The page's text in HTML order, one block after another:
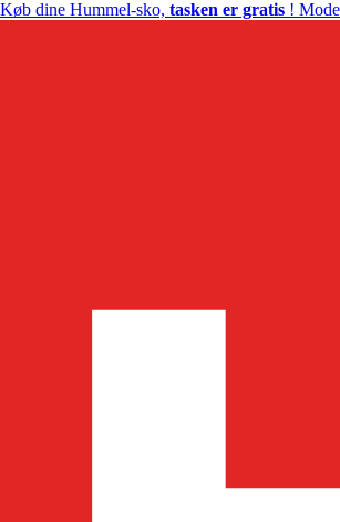
Køb dine Hummel-sko, tasken er gratis !